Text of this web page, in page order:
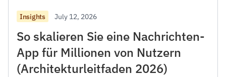
Insights July 12, 2026
So skalieren Sie eine Nachrichten-
App für Millionen von Nutzern
(Architekturleitfaden 2026)